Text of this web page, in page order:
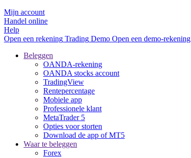
Mijn account
Handel online
Help
Open een rekening Trading Demo Open een demo-rekening
Beleggen
OANDA-rekening
OANDA stocks account
TradingView
Rentepercentage
Mobiele app
Professionele klant
MetaTrader 5
Opties voor storten
Download de app of MT5
Waar te beleggen
Forex